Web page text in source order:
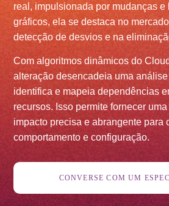
real, impulsionada por mudanças e
gráficos, ela se destaca no
detecção de desvios e na
Com algoritmos dinâmicos do
alteração desencadeia uma
identifica e mapeia dependências
recursos. Isso permite fornecer
impacto precisa e abrangente para
comportamento e configuração.
CONVERSE COM UM